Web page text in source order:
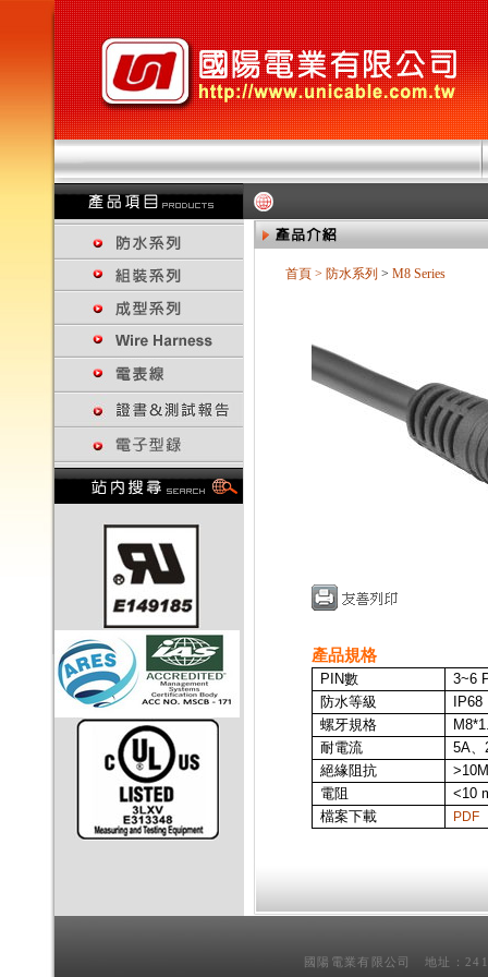
首頁 > 防水系列 > M8 Series
產品規格
PIN數 3~6
防水等級
IP68
螺牙規格
耐電流
5A、
絕緣阻抗
電阻
<10
檔案下載
PDF
國陽電業有限公司 地址：